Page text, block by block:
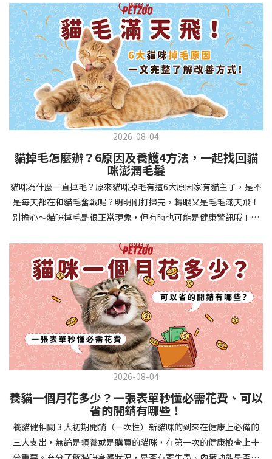
相處中獲得回報狗狗訓練指南，六步驟培養幼犬開始幼犬訓練時，
系統性的方法能帶來最佳效果。從信任建立到習慣養成，每個階段
都至關重要，缺一不可。良好的訓練應循序漸進，把握幼犬成長敏
感期，以積極正向的方式引導。遵循這六個步驟，即使是第一次養
狗的新手，也能輕鬆將調皮的小狗訓練成聽話的好夥伴！建立信任
基礎 幼犬訓練的第一步不是教指令，而是建立信任。剛到新家的幼
犬可能感到緊張不安，給予適當空間適應環境很重要。用溫柔的聲
音交談，提供安全舒適的窩，維持規律的餵食和如廁時間，讓幼犬
感到安心。輕輕撫摸、溫柔擁抱，每天安排固定玩耍時間，這些都
任你後，可開始教導基本指令。從簡單的「坐下」開始，再逐步學
習「趴下」、「等待」和「過來」。每次訓練保持在5-10分鐘內，
避免幼犬注意力分散。使用清晰一致的口令和手勢，成功時立即給
予獎勵和讚美。記住，重複是學習的關鍵，每天多次短時間練習效
果最佳。調整日常行為除了基本指令，幼犬還需學習生活禮儀。如
時立即獎勵。另外要處理的常見問題包括咬人、啃咬家具和亂叫。
每當出現不當行為，給予適當替代品（如咬玩具代替咬手），並在
幼犬選擇正確行為時獎勵，這比責罵更有效。社交化訓練 兩個月大
的幼犬正處於社會化黃金期，這階段的經驗將深刻影響未來性格。
安排幼犬接觸不同人類（包括兒童、戴眼鏡的人、使用拐杖的人
等）、各種動物、交通工具和環境聲音。起初保持在安全、受控的
情境中，逐漸增加複雜度。每次正面社交體驗後給予獎勵，建立幼
犬對新事物的積極態度。進階技巧強化 基礎訓練穩固後，可以進入
更複雜的技巧訓練。這包括遠距離控制、不同干擾下的指令遵從、
多步驟動作等。使用延遲獎勵技巧，讓幼犬學會即使沒有立即獎勵
也能保持良好行為。引入不同環境中的訓練，如公園、寵物店等，
幫助幼犬在各種情境下都能聽從指令。維持良好習慣 成功的訓練不
是一次性的，而是需要持續維護。即使幼犬已經掌握所有技能，也
要定期複習，防止行為退化。將訓練融入日常生活，如出門前的
若超過 24 小時沒改善，建議就醫。血便（帶血絲或黑色糞便） 👉
可能是嚴重腸胃問題，應立即帶去獸醫院！想知道貓咪拉肚子的真
正原因，只要透過 5 個簡單步驟，就能判斷問題嚴重性，決定是否
需要就醫！接下來我們一起來看看該怎麼做吧！🐾 貓咪拉肚子怎麼
辦？5步驟判斷貓咪拉肚子是否需要馬上看醫生貓咪拉肚子的因素與
許多原因有關，更換食物、誤食異物或不乾淨的東西、寄生蟲、其
他疾病。 5 步驟判斷貓咪拉肚子原因，要不要看醫生？當貓咪拉肚
子時，不用慌張！透過以下 5 個步驟，就能快速判斷原因，並決定
是否需要帶去獸醫院。📌 貓咪拉肚子判斷步驟1：觀察糞便的狀態：
糞便質地是關鍵！不同形態代表不同的腸胃狀況📌 貓咪拉肚子判斷
步驟2：回想最近的飲食變化：有沒有突然換飼料或罐頭？ 有沒有吃
到新零食或人類食物？ 是否誤食異物？📌 貓咪拉肚子判斷步驟3：
確認環境與生活作息：最近是否搬家、換貓砂、新成員加入？ 天氣
是否有變化？ 飼主是否長時間外出？📌 貓咪拉肚子判斷步驟4：觀
察貓咪的精神與食慾：貓咪精神好嗎？、食慾是否正常？，可先觀
下降，表示身體狀況不佳，應儘快就醫！📌 貓咪拉肚子判斷步驟5：
檢查是否需要帶去看獸醫 如果拉肚子 1~2 次但精神好、食慾正常，
可以先觀察，如果腹瀉超過 48 小時或水狀腹瀉 + 嗜睡、食慾下降、
嘔吐 應立即就醫。 透過這 5 個步驟，你可以快速判斷貓咪拉肚子的
原因與嚴重程度，確保毛孩的腸胃健康！如果不確定情況，還是建
議讓獸醫檢查，才能安心哦！🐾💖4種高風險群貓咪拉肚子要小心高
風險貓咪包含：幼貓、老貓、懷孕貓、有慢性疾病貓，這些貓咪在
身體狀況出現警訊時要特別注意，如拉肚子次數超過2次以上，就建
議直接尋求獸醫協助。2要訣判斷貓咪拉肚子要不要看醫生 高風險貓
的貓咪，如拉肚子超過2-3天，建議直接尋求獸醫師協助。並記得提
供觀察紀錄給予獸醫師進行專業判斷。貓咪拉肚子但精神很好？如
果飼主有發現貓咪拉肚子的情形，但貓咪的精神很好。有可能與飲
食方便相關，回想是否進食新的食物，或是正進行飼料更換的過
2026-08-04
貓掉毛怎麼辦？6原因及養護4方法，一起找回貓
咪澎潤毛髮
貓咪為什麼一直掉毛？原來貓咪掉毛有這6大原因家有貓主子，是不
是每天都在和貓毛奮戰呢？明明剛打掃完，轉眼又是毛毛滿天飛！
別擔心～貓咪掉毛是很正常現象，但有時也可能是健康警訊哦！以
兩全其美！貓咪掉毛原因1. 皮膚問題貓咪皮膚問題是造成掉毛的常
見兇手！皮膚發炎、感染或是長期搔癢，都會讓貓咪的毛髮失去健
康光澤並大量脫落。常見的皮膚問題包括皮膚黴菌、細菌感染、疥
癬蟲等寄生蟲，甚至是皮膚過度乾燥。如果發現貓咪皮膚有紅腫、
結痂、脫屑或異常氣味，同時伴隨掉毛，建議盡快帶牠看獸醫哦！
貓咪掉毛原因2. 過敏誰說只有人類會過敏？貓咪也會！貓咪可能對
環境中的塵蟎、花粉、清潔劑，甚至是食物中的某些成分產生過敏
反應。過敏症狀不只是打噴嚏、流眼淚，還會引起皮膚搔癢和掉毛
問題。特別是食物過敏，更是常被忽略的掉毛元兇！如果貓咪經常
抓癢或舔舐特定部位，同時伴隨掉毛，很可能是過敏在作怪呢！貓
咪掉毛原因3. 營養不足貓咪的毛髮健康與營養息息相關！當貓咪飲
食中缺乏必要的蛋白質、脂肪酸（尤其是Omega-3和Omega-
6）、維生素或礦物質時，毛髮就會變得乾燥、脆弱，容易斷裂脫
落。長期餵食低品質或不均衡的貓糧，可能使貓咪營養不良，進而
2026-08-04
養貓一個月花多少？一張表單秒懂必需花費、可以
省的開銷有哪些！
養貓健相關 3 大初期開銷（一次性）新貓咪的到來在健康上必備的
三大支出，無論是領養或是購買的貓咪，在第一次的健康檢查上十